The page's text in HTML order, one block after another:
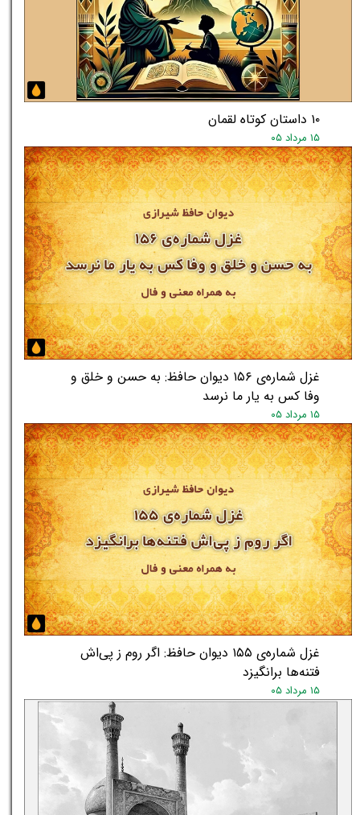
★★
۱۰ داستان کوتاه لقمان
۱۵ مرداد ۰۵
غزل شماره‌ی ۱۵۶ دیوان حافظ: به حسن و خلق و
وفا کس به یار ما نرسد
۱۵ مرداد ۰۵
غزل شماره‌ی ۱۵۵ دیوان حافظ: اگر روم ز پی‌اش
فتنه‌ها برانگیزد
۱۵ مرداد ۰۵